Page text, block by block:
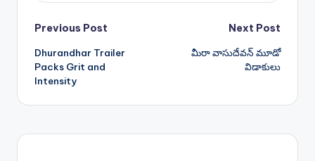
Post
navigation
Previous Post
Dhurandhar Trailer
Packs Grit and
Intensity
Next Post
మీరా వాసుదేవన్ మూడో
విడాకులు